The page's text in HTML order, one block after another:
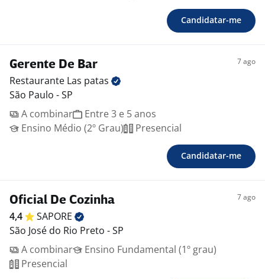
Candidatar-me
Gerente De Bar 7 ago
Restaurante Las patas
São Paulo - SP
A combinar
Entre 3 e 5 anos
Ensino Médio (2º Grau)
Presencial
Candidatar-me
Oficial De Cozinha 7 ago
4,4
SAPORE
São José do Rio Preto - SP
A combinar
Ensino Fundamental (1º grau)
Presencial